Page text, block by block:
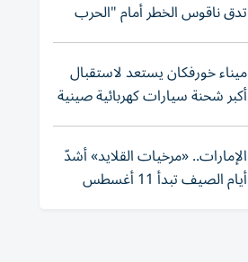
تدق ناقوس الخطر أمام "الحرب
الهجينة"
ميناء خورفكان يستعد لاستقبال
أكبر شحنة سيارات كهربائية صينية
الإمارات.. «مرخيات القلايد» أشدّ
أيام الصيف تبدأ 11 أغسطس